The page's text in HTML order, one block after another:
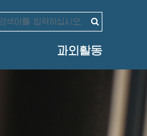
과외활동